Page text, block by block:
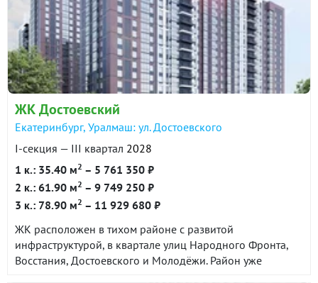
ЖК Достоевский
Екатеринбург, Уралмаш: ул. Достоевского
I-секция — III квартал 2028
1 к.: 35.40 м2 – 5 761 350 ₽
2 к.: 61.90 м2 – 9 749 250 ₽
3 к.: 78.90 м2 – 11 929 680 ₽
ЖК расположен в тихом районе с развитой
инфраструктурой, в квартале улиц Народного Фронта,
Восстания, Достоевского и Молодёжи. Район уже